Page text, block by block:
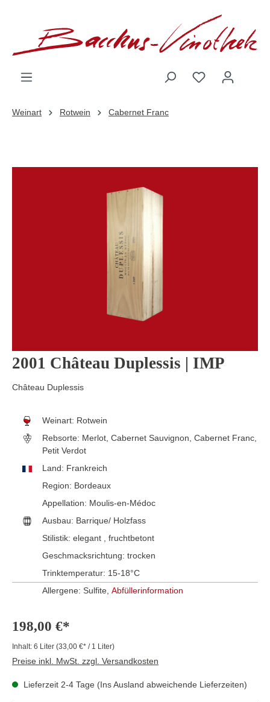
Weinart Rotwein Cabernet Franc
2001 Château Duplessis | IMP
Château Duplessis
Weinart: Rotwein
Rebsorte: Merlot, Cabernet Sauvignon, Cabernet Franc,
Petit Verdot
Land: Frankreich
Region: Bordeaux
Appellation: Moulis-en-Médoc
Ausbau: Barrique/ Holzfass
Stilistik: elegant
, fruchtbetont
Geschmacksrichtung: trocken
Trinktemperatur: 15-18°C
Allergene: Sulfite, Abfüllerinformation
198,00 €*
Inhalt: 6 Liter (33,00 €* / 1 Liter)
Preise inkl. MwSt. zzgl. Versandkosten
Lieferzeit 2-4 Tage (Ins Ausland abweichende Lieferzeiten)